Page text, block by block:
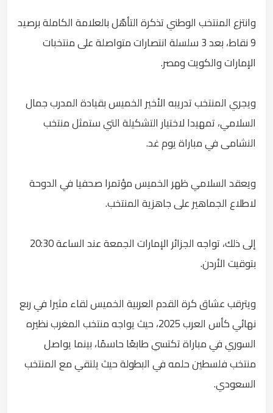
وانتزع المنتخب الوطني تذكرة التأهّل بالعلامة الكاملة برصيد
9 نقاط، بعد 3 سلسلة انتصارات متواصلة على منتخبات
الإمارات والكويت ومصر.
ويجري المنتخب تدريبه الأخير الخميس بقيادة المدرب جمال
السلامي، تمهيدا لاختيار التشكيلة التي ستمثل منتخب
النشامى في مباراة يوم غد.
ويعقد السلامي ظهر الخميس مؤتمرا صحفيا في الدوحة
لاطلاع الجماهير على جاهزية المنتخب.
إلى ذلك، تواجه الجزائر الإمارات الجمعة عند الساعة 20:30
بتوقيت الأردن.
ويترقب عشاق كرة القدم العربية الخميس لقاء مثيرا في ربع
نهائي كأس العرب 2025، حيث يواجه منتخب المغرب نظيره
السوري في مباراة تكتسي طابعًا حاسمًا، بينما يواصل
منتخب فلسطين حلمه في البطولة حيث يلتقي مع المنتخب
السعودي.